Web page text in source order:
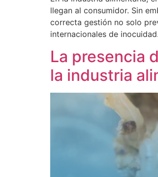
llegan al consumidor. Sin
correcta gestión no solo
internacionales de inocuidad.
La presencia
la industria